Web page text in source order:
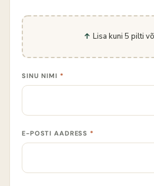
Lisa kuni 5 pilti
SINU NIMI *
E-POSTI AADRESS *